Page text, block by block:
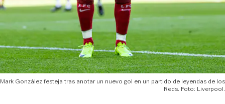
Mark González festeja tras anotar un nuevo gol en un partido de leyendas de los
Reds. Foto: Liverpool.